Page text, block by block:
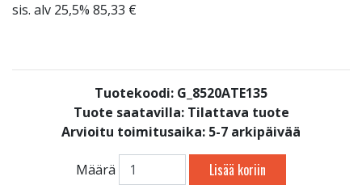
sis. alv 25,5% 85,33 €
Tuotekoodi: G_8520ATE135
Tuote saatavilla: Tilattava tuote
Arvioitu toimitusaika: 5-7 arkipäivää
Määrä Lisää koriin